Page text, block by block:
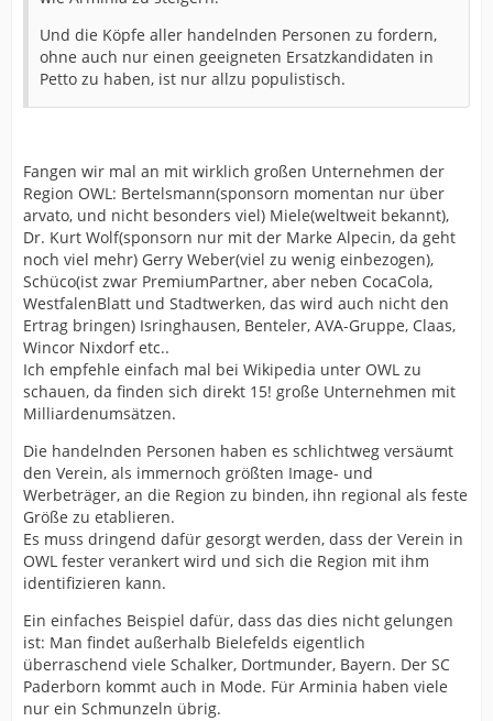
Und die Köpfe aller handelnden Personen zu fordern,
ohne auch nur einen geeigneten Ersatzkandidaten in
Petto zu haben, ist nur allzu populistisch.
Fangen wir mal an mit wirklich großen Unternehmen der
Region OWL: Bertelsmann(sponsorn momentan nur über
arvato, und nicht besonders viel) Miele(weltweit bekannt),
Dr. Kurt Wolf(sponsorn nur mit der Marke Alpecin, da geht
noch viel mehr) Gerry Weber(viel zu wenig einbezogen),
Schüco(ist zwar PremiumPartner, aber neben CocaCola,
WestfalenBlatt und Stadtwerken, das wird auch nicht den
Ertrag bringen) Isringhausen, Benteler, AVA-Gruppe, Claas,
Wincor Nixdorf etc..
Ich empfehle einfach mal bei Wikipedia unter OWL zu
schauen, da finden sich direkt 15! große Unternehmen mit
Milliardenumsätzen.
Die handelnden Personen haben es schlichtweg versäumt
den Verein, als immernoch größten Image- und
Werbeträger, an die Region zu binden, ihn regional als feste
Größe zu etablieren.
Es muss dringend dafür gesorgt werden, dass der Verein in
OWL fester verankert wird und sich die Region mit ihm
identifizieren kann.
Ein einfaches Beispiel dafür, dass das dies nicht gelungen
ist: Man findet außerhalb Bielefelds eigentlich
überraschend viele Schalker, Dortmunder, Bayern. Der SC
Paderborn kommt auch in Mode. Für Arminia haben viele
nur ein Schmunzeln übrig.